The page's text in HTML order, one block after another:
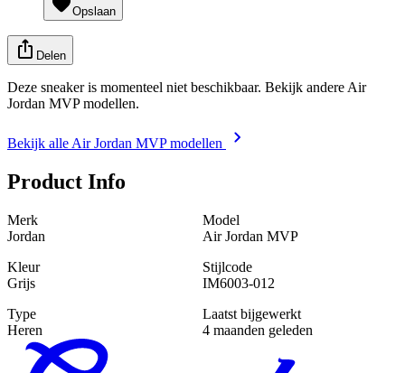
Opslaan
Delen
Deze sneaker is momenteel niet beschikbaar. Bekijk andere Air
Jordan MVP modellen.
Bekijk alle Air Jordan MVP modellen
Product Info
Merk
Jordan
Model
Air Jordan MVP
Kleur
Grijs
Stijlcode
IM6003-012
Type
Heren
Laatst bijgewerkt
4 maanden geleden